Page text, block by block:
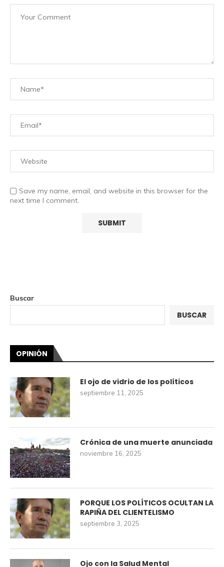
Save my name, email, and website in this browser for the
next time I comment.
Buscar
BUSCAR
OPINIÓN
El ojo de vidrio de los políticos
septiembre 11, 2025
Crónica de una muerte anunciada
noviembre 16, 2025
PORQUE LOS POLÍTICOS OCULTAN LA
RAPIÑA DEL CLIENTELISMO
septiembre 3, 2025
Ojo con la Salud Mental